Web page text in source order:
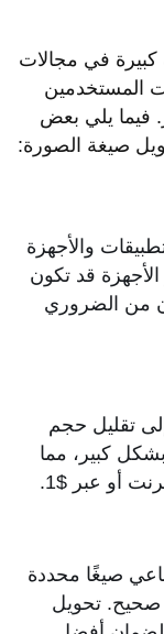
في مجالات
المستخدمين
فيما يلي بعض
صيغة الصورة:
والأجهزة
قد تكون
من الضروري
تقليل حجم
كبير، مما
أو عبر $1.
صيغًا محددة
صحيح. تحويل